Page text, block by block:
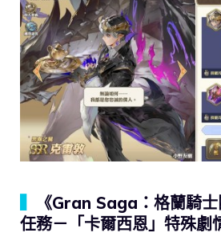
《Gran Saga：格蘭騎
任務－「卡爾西恩」特殊劇